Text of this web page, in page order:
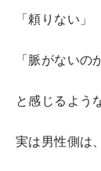
「頼りない」
「脈がないの
と感じるよう
実は男性側は、